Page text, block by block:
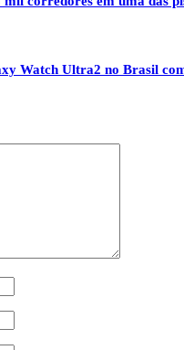
Watch Ultra2 no Brasil